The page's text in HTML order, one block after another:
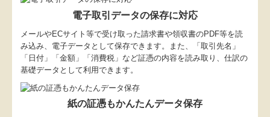
電子取引データの保存に対応
メールやECサイト等で受け取った請求書や領収書のPDF等を読
み込み、電子データとして保存できます。また、「取引先名」
「日付」「金額」「消費税」など証憑の内容を読み取り、仕訳の
基礎データとして利用できます。
紙の証憑もかんたんデータ保存